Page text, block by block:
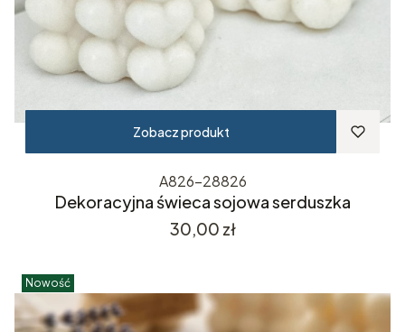
Zobacz produkt
A826-28826
Dekoracyjna świeca sojowa serduszka
Cena
30,00 zł
Nowość